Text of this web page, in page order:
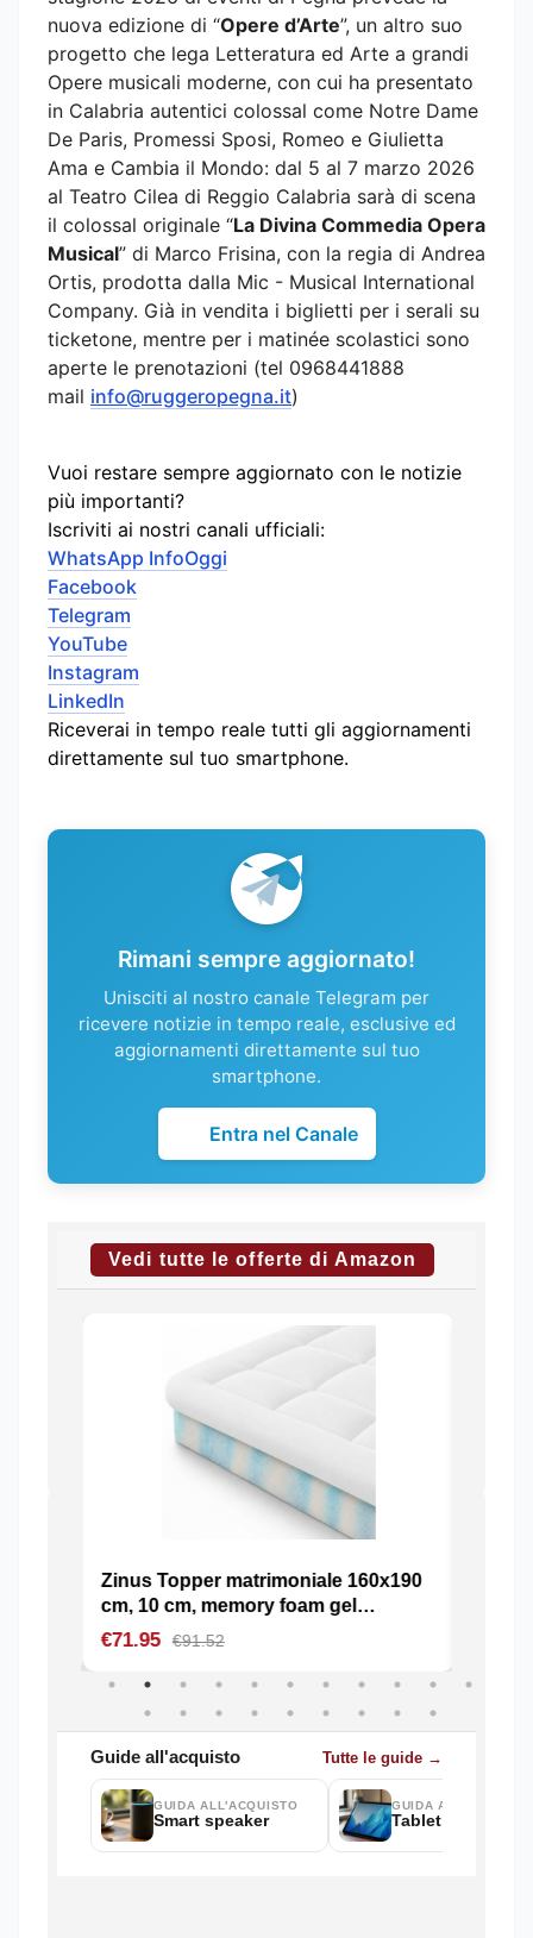
nuova edizione di “Opere d’Arte”, un altro suo
progetto che lega Letteratura ed Arte a grandi
Opere musicali moderne, con cui ha presentato
in Calabria autentici colossal come Notre Dame
De Paris, Promessi Sposi, Romeo e Giulietta
Ama e Cambia il Mondo: dal 5 al 7 marzo 2026
al Teatro Cilea di Reggio Calabria sarà di scena
il colossal originale “La Divina Commedia Opera
Musical” di Marco Frisina, con la regia di Andrea
Ortis, prodotta dalla Mic - Musical International
Company. Già in vendita i biglietti per i serali su
ticketone, mentre per i matinée scolastici sono
aperte le prenotazioni (tel 0968441888
mail info@ruggeropegna.it)
Vuoi restare sempre aggiornato con le notizie
più importanti?
Iscriviti ai nostri canali ufficiali:
WhatsApp InfoOggi
Facebook
Telegram
YouTube
Instagram
LinkedIn
Riceverai in tempo reale tutti gli aggiornamenti
direttamente sul tuo smartphone.
Rimani sempre aggiornato!
Unisciti al nostro canale Telegram per
ricevere notizie in tempo reale, esclusive ed
aggiornamenti direttamente sul tuo
smartphone.
Entra nel Canale